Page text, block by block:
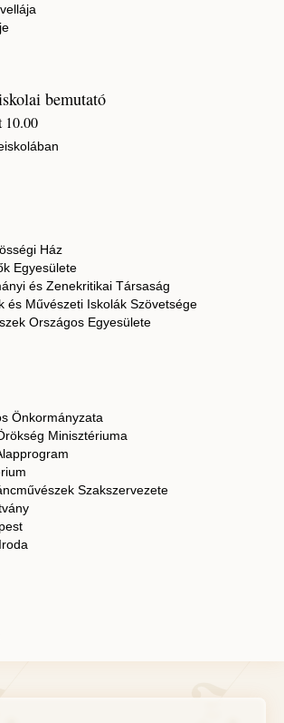
bemutató
10.00
Ház
Egyesülete
és Zenekritikai Társaság
és Művészeti Iskolák Szövetsége
Országos Egyesülete
Önkormányzata
Minisztériuma
Szakszervezete